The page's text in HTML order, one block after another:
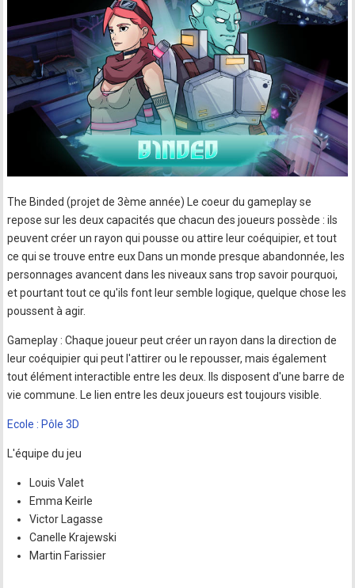
The Binded (projet de 3ème année) Le coeur du gameplay se
repose sur les deux capacités que chacun des joueurs possède : ils
peuvent créer un rayon qui pousse ou attire leur coéquipier, et tout
ce qui se trouve entre eux Dans un monde presque abandonnée, les
personnages avancent dans les niveaux sans trop savoir pourquoi,
et pourtant tout ce qu'ils font leur semble logique, quelque chose les
poussent à agir.
Gameplay : Chaque joueur peut créer un rayon dans la direction de
leur coéquipier qui peut l'attirer ou le repousser, mais également
tout élément interactible entre les deux. Ils disposent d'une barre de
vie commune. Le lien entre les deux joueurs est toujours visible.
Ecole : Pôle 3D
L'équipe du jeu
Louis Valet
Emma Keirle
Victor Lagasse
Canelle Krajewski
Martin Farissier